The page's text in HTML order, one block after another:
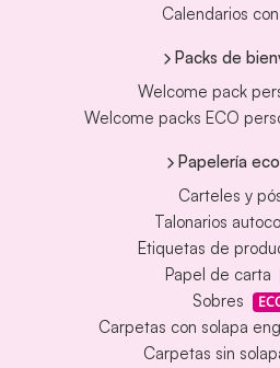
Calendarios
Packs de
Welcome pack
Welcome packs ECO
Papelería
Carteles y
Talonarios
Etiquetas de
Papel de carta
Sobres
Carpetas con solapa
Carpetas sin